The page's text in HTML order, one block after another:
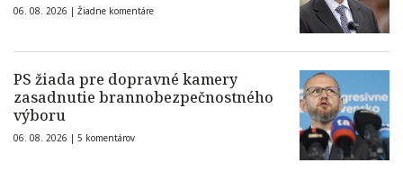
06. 08. 2026 | Žiadne komentáre
PS žiada pre dopravné kamery
zasadnutie brannobezpečnostného
výboru
06. 08. 2026 | 5 komentárov